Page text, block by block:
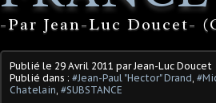
-Par Jean-Luc Doucet-
Publié le 29 Avril 2011 par Jean-Luc Doucet
Publié dans : #Jean-Paul "Hector" Drand,
Chatelain, #SUBSTANCE